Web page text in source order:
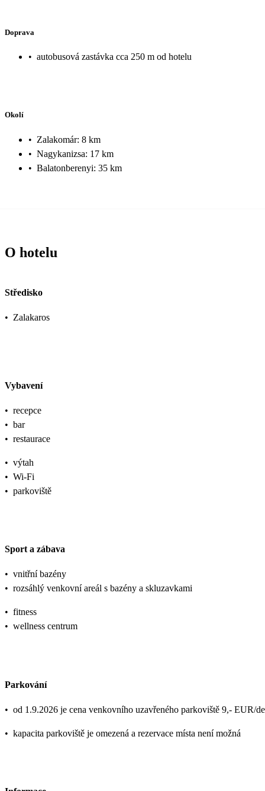
Doprava
• autobusová zastávka cca 250 m od hotelu
Okolí
• Zalakomár: 8 km
• Nagykanizsa: 17 km
• Balatonberenyi: 35 km
O hotelu
Středisko
• Zalakaros
Vybavení
• recepce
• bar
• restaurace
• výtah
• Wi-Fi
• parkoviště
Sport a zábava
• vnitřní bazény
• rozsáhlý venkovní areál s bazény a skluzavkami
• fitness
• wellness centrum
Parkování
• od 1.9.2026 je cena venkovního uzavřeného parkoviště 9,- EUR/
• kapacita parkoviště je omezená a rezervace místa není možná